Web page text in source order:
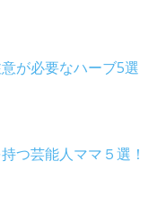
が必要なハーブ5選
つ芸能人ママ５選！